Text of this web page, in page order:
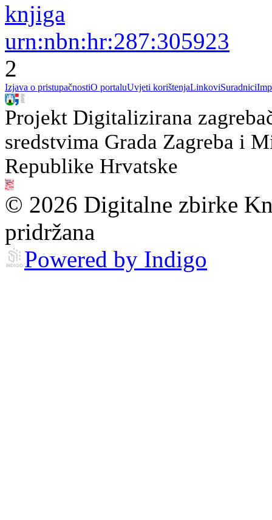
knjiga
urn:nbn:hr:287:305923
2
Izjava o pristupačnostiO portaluUvjeti korištenjaLinkoviSuradnici
Projekt Digitalizirana
sredstvima Grada Zagreba i
Republike Hrvatske
© 2026 Digitalne zbirke
pridržana
Powered by Indigo